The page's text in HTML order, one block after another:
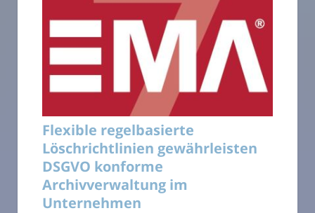
Flexible regelbasierte
Löschrichtlinien gewährleisten
DSGVO konforme
Archivverwaltung im
Unternehmen